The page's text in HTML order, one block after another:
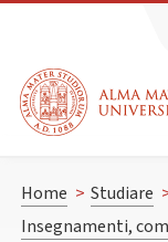
Home > Studiare
Insegnamenti,